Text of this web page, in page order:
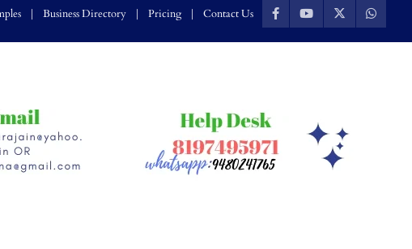
Business Directory Pricing Contact Us